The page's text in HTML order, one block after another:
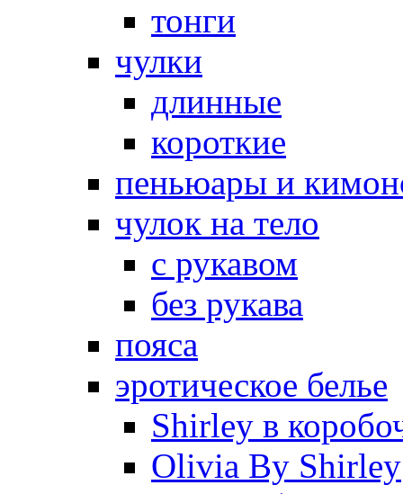
тонги
чулки
длинные
короткие
пеньюары и
чулок на тело
с рукавом
без рукава
пояса
эротическое белье
Shirley в
Olivia By Shirley